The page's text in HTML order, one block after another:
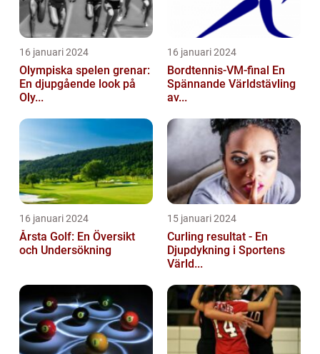
16 januari 2024
Olympiska spelen grenar:
En djupgående look på
Oly...
16 januari 2024
Bordtennis-VM-final En
Spännande Världstävling
av...
16 januari 2024
Årsta Golf: En Översikt
och Undersökning
15 januari 2024
Curling resultat - En
Djupdykning i Sportens
Värld...